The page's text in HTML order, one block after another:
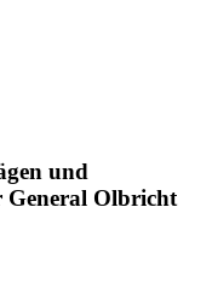
und
General Olbricht